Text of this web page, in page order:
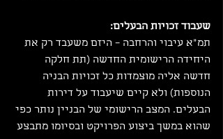
שעבוד זכויות הבעלים:
תמ"א עיבוי והרחבה – היזם משעבד רק את
היחידה הרישומית החדשה (תת חלקה
חדשה אליה מוצמדות כל זכויות הבניה
הנוספות) ולא קיים שיעבוד על דירות
הבעלים. המצב הרישומי של הבניין נותר כפי
שהוא במשך ביצוע הפרויקט ובסיומו מתבצע